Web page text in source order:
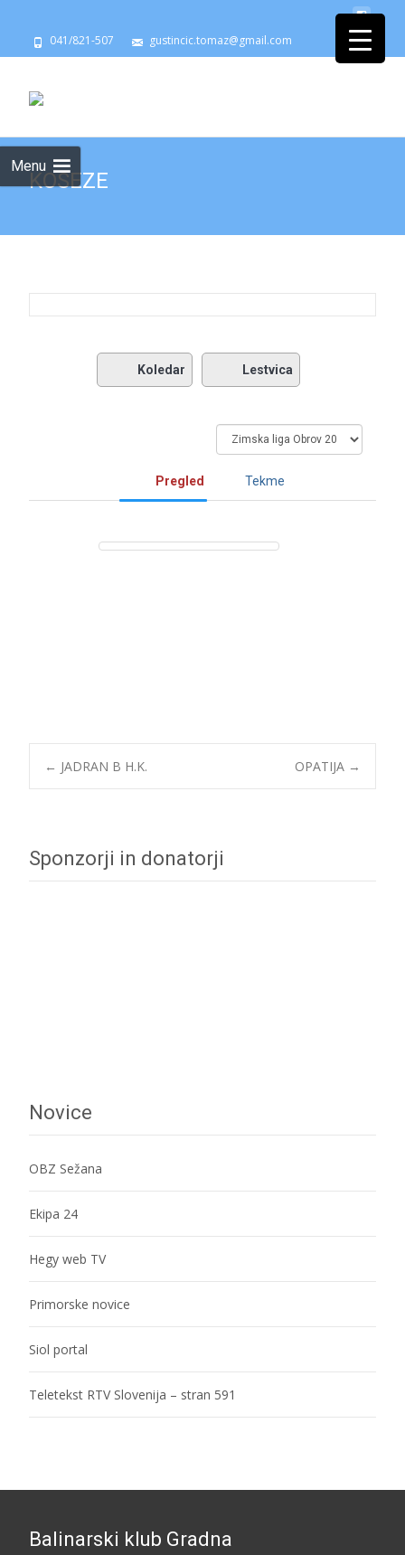
041/821-507 gustincic.tomaz@gmail.com
Menu
KOSEZE
Koledar Lestvica
Pregled Tekme
Post
navigation
← JADRAN B H.K. OPATIJA →
Sponzorji in donatorji
Novice
OBZ Sežana
Ekipa 24
Hegy web TV
Primorske novice
Siol portal
Teletekst RTV Slovenija – stran 591
Balinarski klub Gradna